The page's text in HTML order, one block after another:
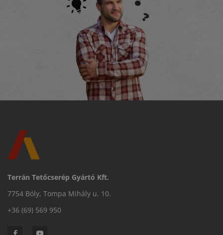
Terrán Tetőcserép Gyártó Kft.
7754 Bóly, Tompa Mihály u. 10.
+36 (69) 569 950